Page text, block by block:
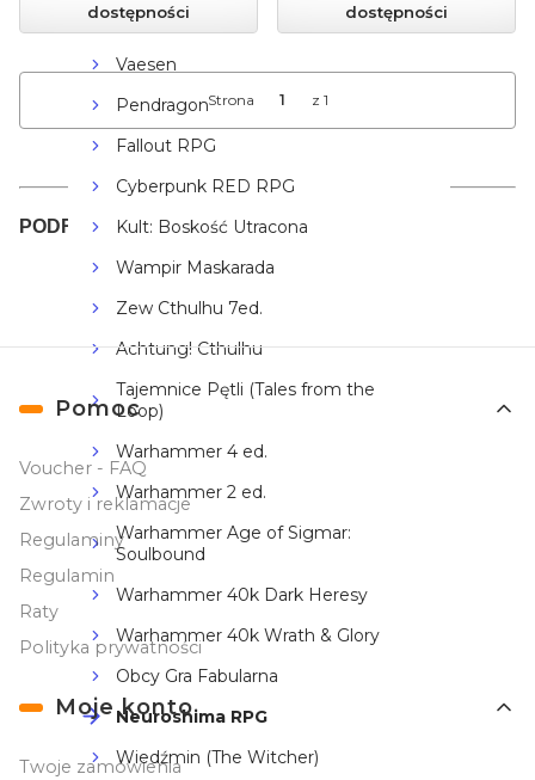
Delta Green
Vaesen
Pendragon
Fallout RPG
Cyberpunk RED RPG
Kult: Boskość Utracona
Wampir Maskarada
Zew Cthulhu 7ed.
Achtung! Cthulhu
Tajemnice Pętli (Tales from the
Loop)
Warhammer 4 ed.
Warhammer 2 ed.
Warhammer Age of Sigmar:
Soulbound
Warhammer 40k Dark Heresy
Warhammer 40k Wrath & Glory
Obcy Gra Fabularna
Neuroshima RPG
Wiedźmin (The Witcher)
dostępności
dostępności
Strona z 1
PODRĘCZNIKI DO NEUROSHIMY RPG
Linki w stopce
Pomoc
Voucher - FAQ
Zwroty i reklamacje
Regulaminy
Regulamin
Raty
Polityka prywatności
Moje konto
Twoje zamówienia